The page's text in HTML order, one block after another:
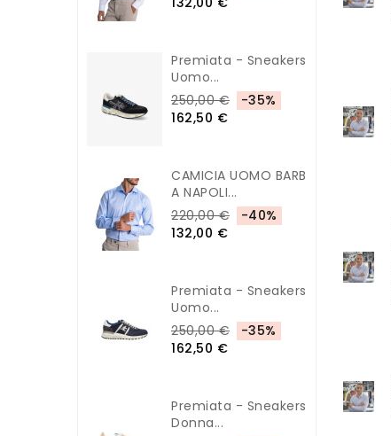
Premiata - Sneakers
Uomo...
250,00 €
-35%
162,50 €
CAMICIA UOMO BARB
A NAPOLI...
220,00 €
-40%
132,00 €
Premiata - Sneakers
Uomo...
250,00 €
-35%
162,50 €
Premiata - Sneakers
Donna...